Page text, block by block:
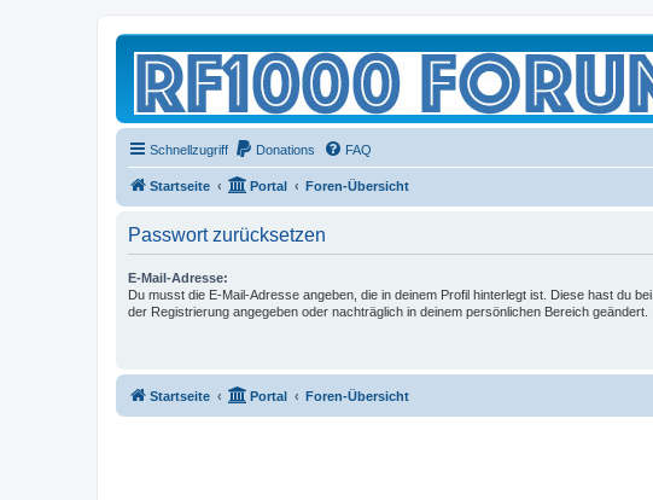
Schnellzugriff Donations FAQ
Startseite Portal Foren-Übersicht
Passwort zurücksetzen
E-Mail-Adresse:
Du musst die E-Mail-Adresse angeben, die in deinem Profil hinterlegt ist. Diese hast du bei
der Registrierung angegeben oder nachträglich in deinem persönlichen Bereich geändert.
Startseite Portal Foren-Übersicht